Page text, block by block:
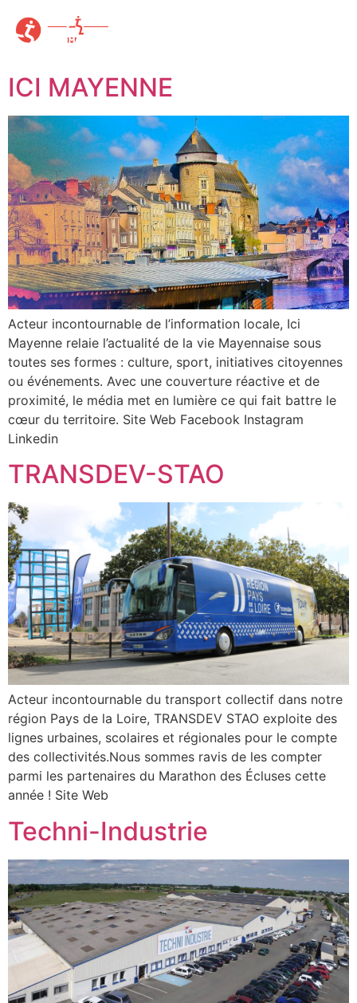
ICI MAYENNE
Acteur incontournable de l’information locale, Ici
Mayenne relaie l’actualité de la vie Mayennaise sous
toutes ses formes : culture, sport, initiatives citoyennes
ou événements. Avec une couverture réactive et de
proximité, le média met en lumière ce qui fait battre le
cœur du territoire. Site Web Facebook Instagram
Linkedin
TRANSDEV-STAO
Acteur incontournable du transport collectif dans notre
région Pays de la Loire, TRANSDEV STAO exploite des
lignes urbaines, scolaires et régionales pour le compte
des collectivités.Nous sommes ravis de les compter
parmi les partenaires du Marathon des Écluses cette
année ! Site Web
Techni-Industrie